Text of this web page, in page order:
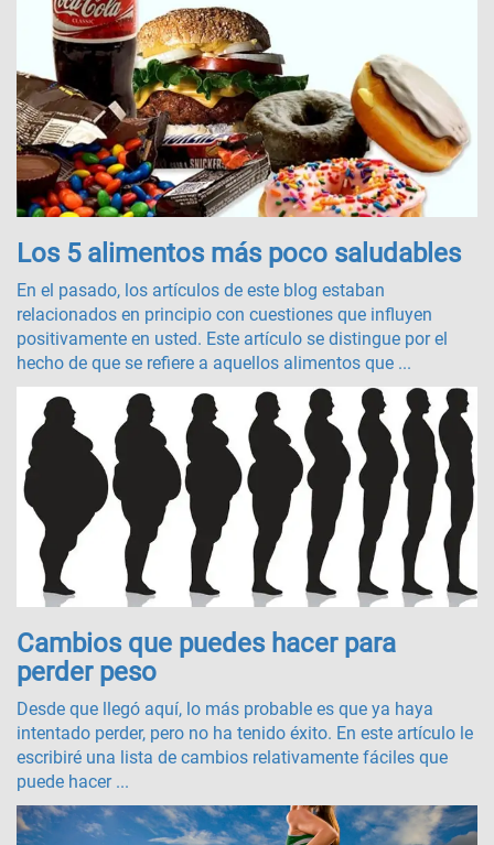
Los 5 alimentos más poco saludables
En el pasado, los artículos de este blog estaban
relacionados en principio con cuestiones que influyen
positivamente en usted. Este artículo se distingue por el
hecho de que se refiere a aquellos alimentos que ...
Cambios que puedes hacer para
perder peso
Desde que llegó aquí, lo más probable es que ya haya
intentado perder, pero no ha tenido éxito. En este artículo le
escribiré una lista de cambios relativamente fáciles que
puede hacer ...